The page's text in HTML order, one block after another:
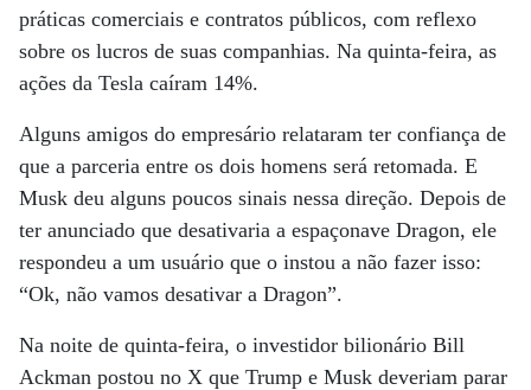
práticas comerciais e contratos públicos, com reflexo
sobre os lucros de suas companhias. Na quinta-feira, as
ações da Tesla caíram 14%.
Alguns amigos do empresário relataram ter confiança de
que a parceria entre os dois homens será retomada. E
Musk deu alguns poucos sinais nessa direção. Depois de
ter anunciado que desativaria a espaçonave Dragon, ele
respondeu a um usuário que o instou a não fazer isso:
“Ok, não vamos desativar a Dragon”.
Na noite de quinta-feira, o investidor bilionário Bill
Ackman postou no X que Trump e Musk deveriam parar